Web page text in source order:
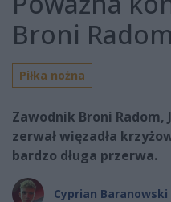
Broni Radom
Piłka nożna
Zawodnik Broni
zerwał więzadła
bardzo długa przerwa.
Cyprian Baranowski